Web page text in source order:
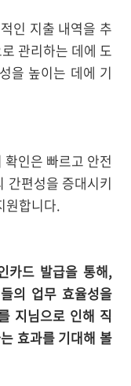
인 지출 내역을 추
관리하는 데에 도
을 높이는 데에 기
인은 빠르고 안전
간편성을 증대시키
원합니다.
카드 발급을 통해,
의 업무 효율성을
지님으로 인해 직
효과를 기대해 볼